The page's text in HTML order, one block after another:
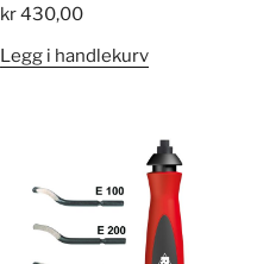
kr430,00
Legg i handlekurv